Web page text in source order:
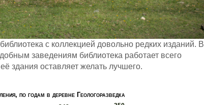
с коллекцией довольно редких изданий. В
заведениям библиотека работает всего
здания оставляет желать лучшего.
по годам в деревне Геологоразведка